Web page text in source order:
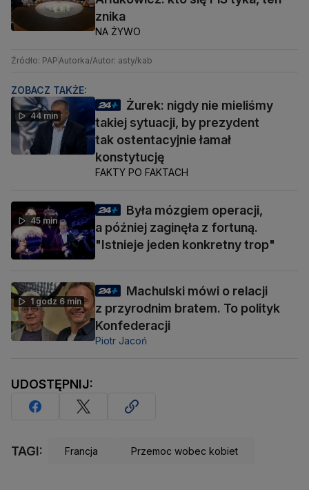
znika
NA ŻYWO
Źródło: PAPAutorka/Autor: asty/kab
ZOBACZ TAKŻE:
44 min
Żurek: nigdy nie mieliśmy
takiej sytuacji, by prezydent
tak ostentacyjnie łamał
konstytucję
FAKTY PO FAKTACH
45 min
Była mózgiem operacji,
a później zaginęła z fortuną.
"Istnieje jeden konkretny trop"
1 godz 6 min
Machulski mówi o relacji
z przyrodnim bratem. To polityk
Konfederacji
Piotr Jacoń
UDOSTĘPNIJ:
TAGI: Francja Przemoc wobec kobiet